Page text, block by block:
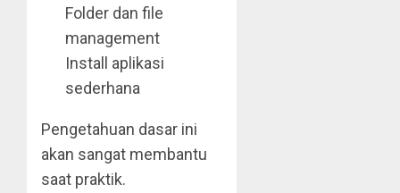
Folder dan file
management
Install aplikasi
sederhana
Pengetahuan dasar ini
akan sangat membantu
saat praktik.